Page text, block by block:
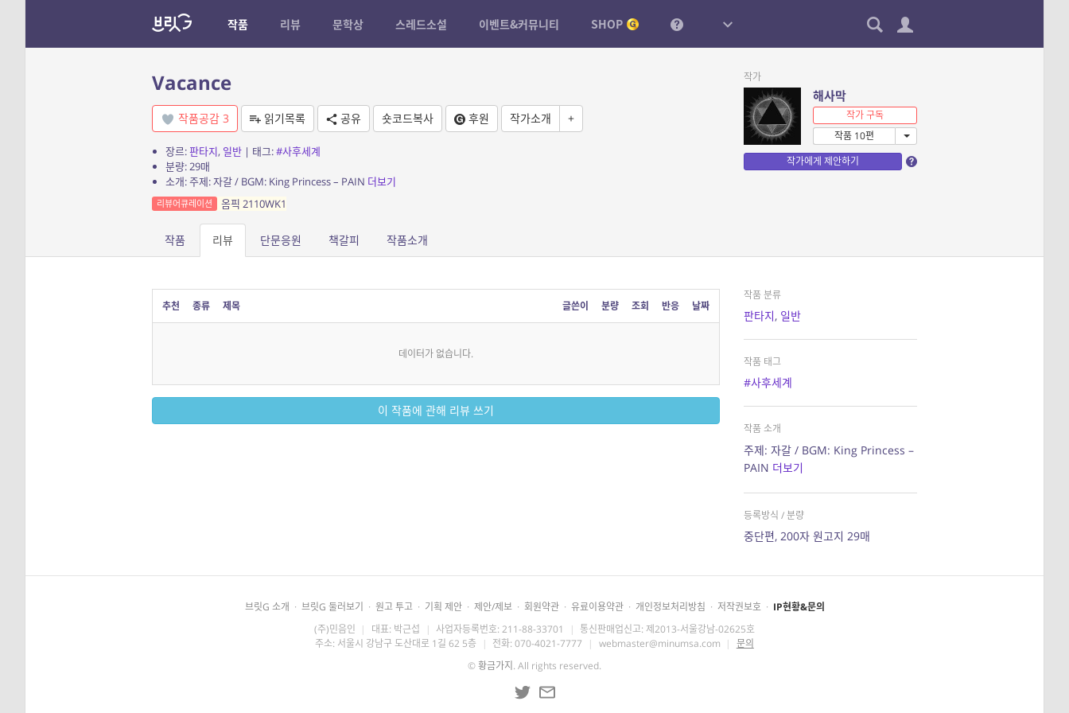
작품 리뷰 문학상 스레드소설 이벤트&커뮤니티 SHOP
Vacance
작품공감 3 읽기목록 공유 숏코드복사 후원 작가소개 +
장르:판타지, 일반| 태그:#사후세계
분량: 29매
소개: 주제: 자갈 / BGM: King Princess – PAIN 더보기
리뷰어큐레이션 옴픽 2110WK1
작가
해사막
작가 구독
작품 10편
작가에게 제안하기
작품 리뷰 단문응원 책갈피 작품소개
추천 종류 제목 글쓴이 분량 조회 반응 날짜
데이터가 없습니다.
이 작품에 관해 리뷰 쓰기
작품 분류
판타지, 일반
작품 태그
#사후세계
작품 소개
주제: 자갈 / BGM: King Princess –
PAIN 더보기
등록방식 / 분량
중단편, 200자 원고지 29매
브릿G 소개 · 브릿G 둘러보기 · 원고 투고 · 기획 제안 · 제안/제보 · 회원약관 · 유료이용약관 · 개인정보처리방침 · 저작권보호 · IP현황&문의
(주)민음인 | 대표: 박근섭 | 사업자등록번호: 211-88-33701 | 통신판매업신고: 제2013-서울강남-02625호
주소: 서울시 강남구 도산대로 1길 62 5층 | 전화: 070-4021-7777 | webmaster@minumsa.com | 문의
©황금가지 . All rights reserved.